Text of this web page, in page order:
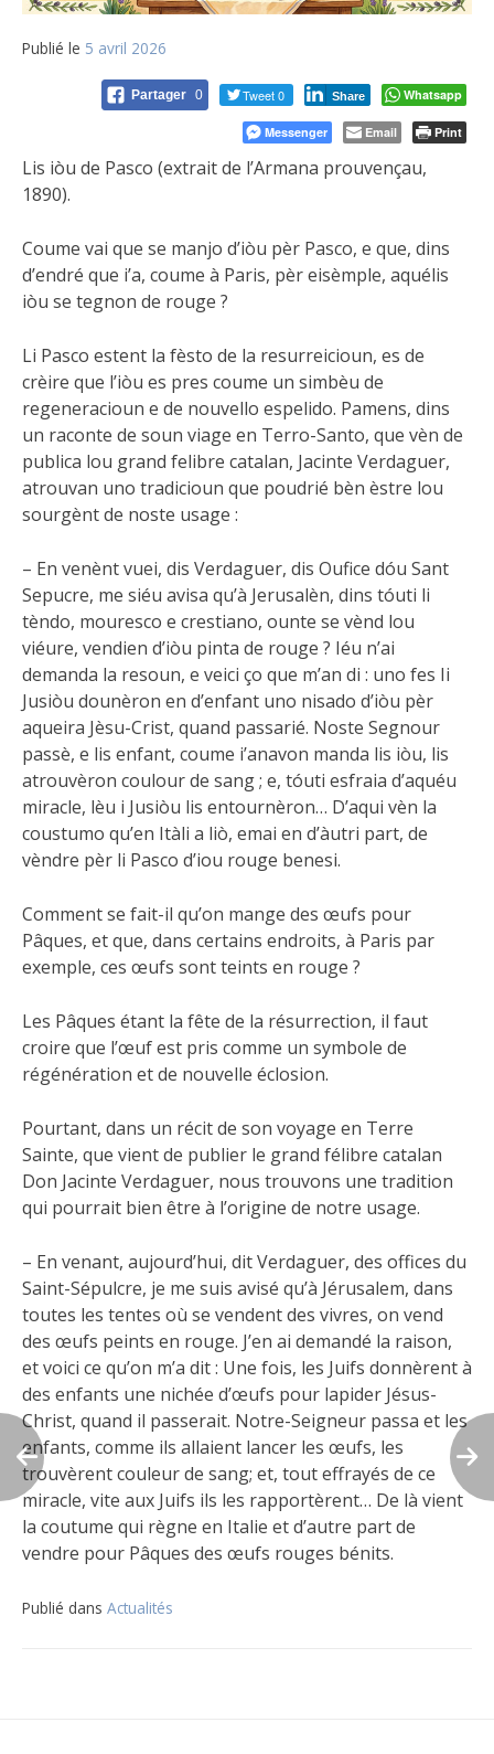
Publié le 5 avril 2026
Partager 0 Tweet 0 Share Whatsapp
Messenger Email Print
Lis iòu de Pasco (extrait de l’Armana prouvençau,
1890).
Coume vai que se manjo d’iòu pèr Pasco, e que, dins
d’endré que i’a, coume à Paris, pèr eisèmple, aquélis
iòu se tegnon de rouge ?
Li Pasco estent la fèsto de la resurreicioun, es de
crèire que l’iòu es pres coume un simbèu de
regeneracioun e de nouvello espelido. Pamens, dins
un raconte de soun viage en Terro-Santo, que vèn de
publica lou grand felibre catalan, Jacinte Verdaguer,
atrouvan uno tradicioun que poudrié bèn èstre lou
sourgènt de noste usage :
– En venènt vuei, dis Verdaguer, dis Oufice dóu Sant
Sepucre, me siéu avisa qu’à Jerusalèn, dins tóuti li
tèndo, mouresco e crestiano, ounte se vènd lou
viéure, vendien d’iòu pinta de rouge ? Iéu n’ai
demanda la resoun, e veici ço que m’an di : uno fes Ii
Jusiòu dounèron en d’enfant uno nisado d’iòu pèr
aqueira Jèsu-Crist, quand passarié. Noste Segnour
passè, e lis enfant, coume i’anavon manda lis iòu, lis
atrouvèron coulour de sang ; e, tóuti esfraia d’aquéu
miracle, lèu i Jusiòu lis entournèron… D’aqui vèn la
coustumo qu’en Itàli a liò, emai en d’àutri part, de
vèndre pèr li Pasco d’iou rouge benesi.
Comment se fait-il qu’on mange des œufs pour
Pâques, et que, dans certains endroits, à Paris par
exemple, ces œufs sont teints en rouge ?
Les Pâques étant la fête de la résurrection, il faut
croire que l’œuf est pris comme un symbole de
régénération et de nouvelle éclosion.
Pourtant, dans un récit de son voyage en Terre
Sainte, que vient de publier le grand félibre catalan
Don Jacinte Verdaguer, nous trouvons une tradition
qui pourrait bien être à l’origine de notre usage.
– En venant, aujourd’hui, dit Verdaguer, des offices du
Saint-Sépulcre, je me suis avisé qu’à Jérusalem, dans
toutes les tentes où se vendent des vivres, on vend
des œufs peints en rouge. J’en ai demandé la raison,
et voici ce qu’on m’a dit : Une fois, les Juifs donnèrent à
des enfants une nichée d’œufs pour lapider Jésus-
Christ, quand il passerait. Notre-Seigneur passa et les
enfants, comme ils allaient lancer les œufs, les
trouvèrent couleur de sang; et, tout effrayés de ce
miracle, vite aux Juifs ils les rapportèrent… De là vient
la coutume qui règne en Italie et d’autre part de
vendre pour Pâques des œufs rouges bénits.
Publié dans Actualités